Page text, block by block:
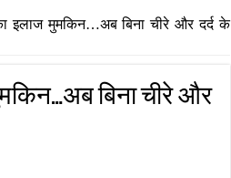
इलाज मुमकिन…अब बिना चीरे और दर्द के
बिना चीरे और